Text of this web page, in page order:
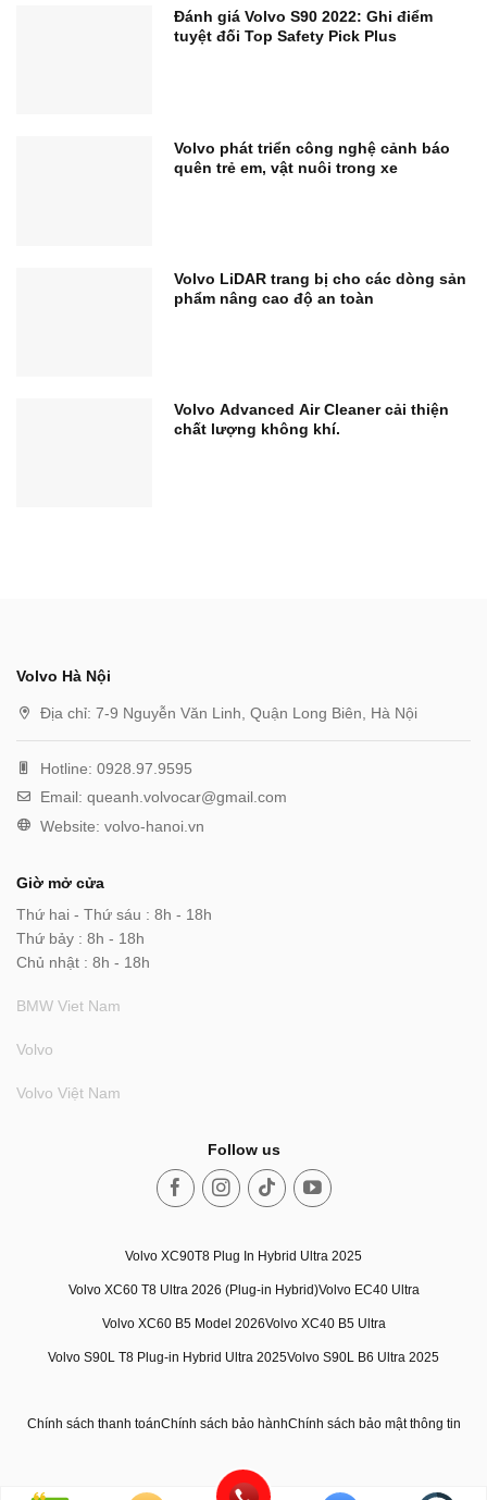
Đánh giá Volvo S90 2022: Ghi điểm
tuyệt đối Top Safety Pick Plus
Volvo phát triển công nghệ cảnh báo
quên trẻ em, vật nuôi trong xe
Volvo LiDAR trang bị cho các dòng sản
phẩm nâng cao độ an toàn
Volvo Advanced Air Cleaner cải thiện
chất lượng không khí.
Volvo Hà Nội
Địa chỉ: 7-9 Nguyễn Văn Linh, Quận Long Biên, Hà Nội
Hotline: 0928.97.9595
Email: queanh.volvocar@gmail.com
Website: volvo-hanoi.vn
Volvo XC90T8 Plug In Hybrid Ultra 2025
Volvo XC60 T8 Ultra 2026 (Plug-in Hybrid)Volvo EC40 Ultra
Volvo XC60 B5 Model 2026Volvo XC40 B5 Ultra
Volvo S90L T8 Plug-in Hybrid Ultra 2025Volvo S90L B6 Ultra 2025
Chính sách thanh toánChính sách bảo hànhChính sách bảo mật thông tin
Giờ mở cửa
Thứ hai - Thứ sáu : 8h - 18h
Thứ bảy : 8h - 18h
Chủ nhật : 8h - 18h
BMW Viet Nam
Volvo
Volvo Việt Nam
Follow us